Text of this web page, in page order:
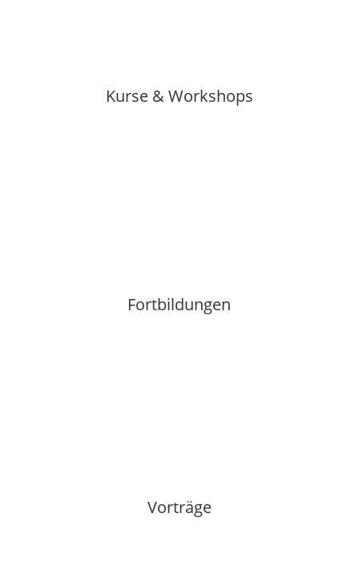
Kurse & Workshops
Fortbildungen
Vorträge